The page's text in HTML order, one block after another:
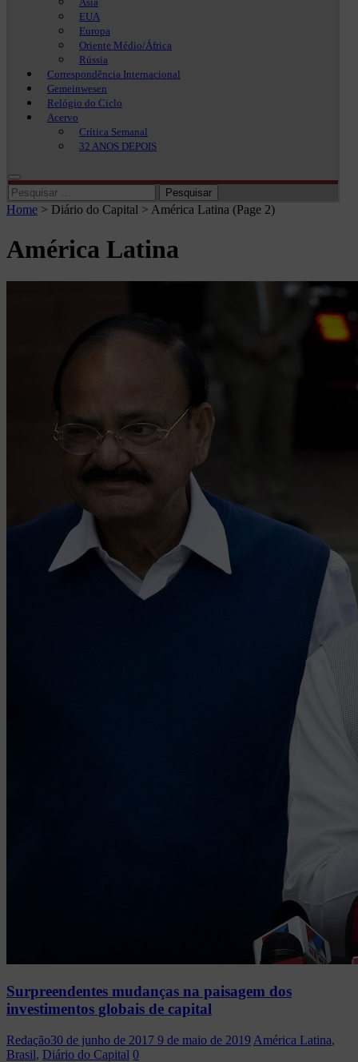
EUA
Europa
Oriente Médio/África
Rússia
Correspondência Internacional
Gemeinwesen
Relógio do Ciclo
Acervo
Crítica Semanal
32 ANOS DEPOIS
Pesquisar
por:
Home > Diário do Capital > América Latina (Page 2)
América Latina
Surpreendentes mudanças na paisagem dos
investimentos globais de capital
Redação30 de junho de 2017 9 de maio de 2019 América Latina,
Brasil, Diário do Capital 0